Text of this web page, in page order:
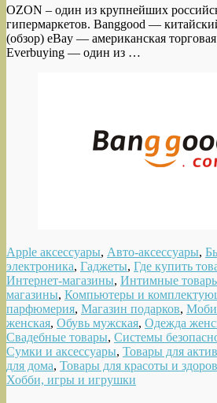
OZON – один из крупнейших
гипермаркетов. Banggood —
(обзор) eBay — американская
Everbuying — один из …
Apple аксессуары, Авто-аксессуары,
электроника, Гаджеты, Где купить
Интернет-магазины, Интимные
магазины, Компьютеры и
парфюмерия, Магазин подарков,
женская, Обувь мужская, Одежда
Свадебные товары, Системы
Сумки и аксессуары, Товары для
для дома, Товары для красоты и
Хобби, игры и игрушки